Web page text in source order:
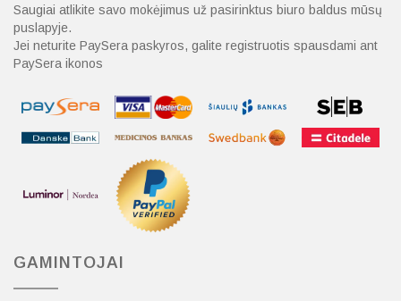
Saugiai atlikite savo mokėjimus už pasirinktus biuro baldus mūsų
puslapyje.
Jei neturite PaySera paskyros, galite registruotis spausdami ant
PaySera ikonos
GAMINTOJAI